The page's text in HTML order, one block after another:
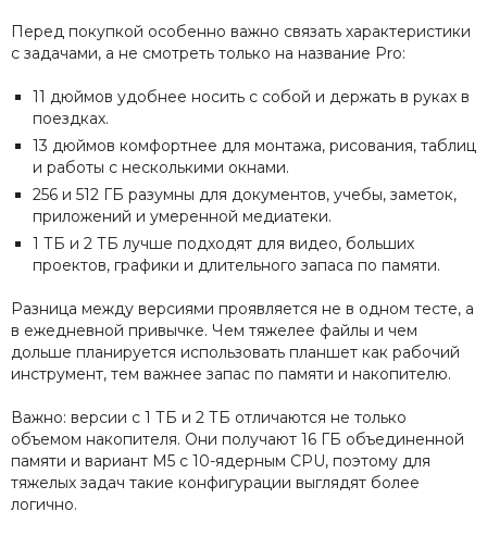
Перед покупкой особенно важно связать характеристики
с задачами, а не смотреть только на название Pro:
11 дюймов удобнее носить с собой и держать в руках в
поездках.
13 дюймов комфортнее для монтажа, рисования, таблиц
и работы с несколькими окнами.
256 и 512 ГБ разумны для документов, учебы, заметок,
приложений и умеренной медиатеки.
1 ТБ и 2 ТБ лучше подходят для видео, больших
проектов, графики и длительного запаса по памяти.
Разница между версиями проявляется не в одном тесте, а
в ежедневной привычке. Чем тяжелее файлы и чем
дольше планируется использовать планшет как рабочий
инструмент, тем важнее запас по памяти и накопителю.
Важно: версии с 1 ТБ и 2 ТБ отличаются не только
объемом накопителя. Они получают 16 ГБ объединенной
памяти и вариант M5 с 10-ядерным CPU, поэтому для
тяжелых задач такие конфигурации выглядят более
логично.